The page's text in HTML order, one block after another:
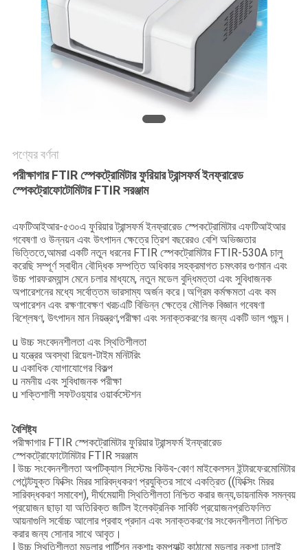
PRIVACY
POLICY
পণ্যের বর্ণনা
পরীক্ষাগার FTIR স্পেকট্রোমিটার ফুরিয়ার ট্রান্সফর্ম ইনফ্রারেড
স্পেকট্রোফোটোমিটার FTIR সরঞ্জাম
এফটিআইআর-৫৩০এ ফুরিয়ার ট্রান্সফর্ম ইনফ্রারেড স্পেকট্রোমিটার এফটিআইআর
গবেষণা ও উন্নয়ন এবং উৎপাদন ক্ষেত্রে ত্রিশ বছরেরও বেশি অভিজ্ঞতার
ভিত্তিতে,আমরা একটি নতুন ধরনের FTIR স্পেকট্রোমিটার FTIR-530A চালু
করেছি সম্পূর্ণ স্বাধীন বৌদ্ধিক সম্পত্তি অধিকার সহক্রমাগত চমৎকার গুণমান এবং
উচ্চ পারফরম্যান্স মেনে চলার মাধ্যমে, নতুন মডেল বুদ্ধিমত্তা এবং সুবিধাজনক
অপারেশনের মধ্যে সর্বোত্তম ভারসাম্য অর্জন করে।অগ্রিম কর্মক্ষমতা এবং কম
অপারেশন এবং রক্ষণাবেক্ষণ খরচএটি বিভিন্ন ক্ষেত্রে মৌলিক বিজ্ঞান গবেষণা
বিশ্লেষণ, উৎপাদন মান নিয়ন্ত্রণ,পরীক্ষা এবং সনাক্তকরণের জন্য একটি ভাল পছন্দ।
u উচ্চ সংবেদনশীলতা এবং স্থিতিশীলতা
u যন্ত্রের অবস্থা রিয়েল-টাইম মনিটরিং
u একাধিক যোগাযোগের বিকল্প
u নমনীয় এবং সুবিধাজনক পরীক্ষা
u শক্তিশালী সফটওয়্যার ওয়ার্কস্টেশন
বৈশিষ্ট্য
পরীক্ষাগার FTIR স্পেকট্রোমিটার ফুরিয়ার ট্রান্সফর্ম ইনফ্রারেড
স্পেকট্রোফোটোমিটার FTIR সরঞ্জাম
l উচ্চ সংবেদনশীলতা অপটিক্যাল সিস্টেমঃ কিউব-কোণ মাইকেলসন ইন্টারফেরমোমিটার
পেটেন্টযুক্ত ফিক্সিং মিরর সারিবদ্ধকরণ প্রযুক্তির সাথে একত্রিত ((ফিক্সিং মিরর
সারিবদ্ধকরণ সমাবেশ), দীর্ঘমেয়াদী স্থিতিশীলতা নিশ্চিত করার জন্য,ডায়নামিক সমন্বয়
প্রয়োজন ছাড়া যা অতিরিক্ত জটিল ইলেকট্রনিক সার্কিট প্রয়োজনপ্রতিফলিত
আয়নাগুলি সর্বোচ্চ আলোর প্রবাহ প্রদান এবং সনাক্তকরণের সংবেদনশীলতা নিশ্চিত
করার জন্য সোনার সাথে আবৃত।
l উচ্চ স্থিতিশীলতা মডুলার পার্টিশন নকশাঃ কমপ্যাক্ট কাঠামো মডুলার নকশা ঢালাই